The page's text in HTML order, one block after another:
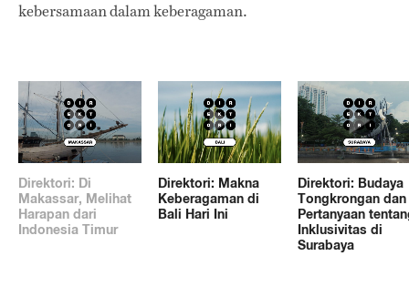
kebersamaan dalam keberagaman.
Direktori: Di
Makassar, Melihat
Harapan dari
Indonesia Timur
Direktori: Makna
Keberagaman di
Bali Hari Ini
Direktori: Budaya
Tongkrongan dan
Pertanyaan
Inklusivitas di
Surabaya